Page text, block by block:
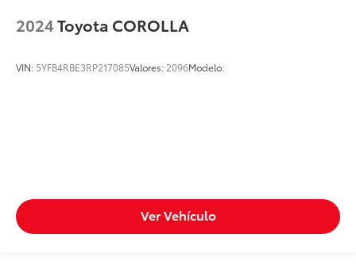
2024Toyota COROLLA
VIN: 5YFB4RBE3RP217085Valores: 2096Modelo:
Ver Vehículo